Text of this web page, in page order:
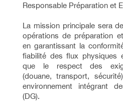
Responsable Préparation et
La mission principale sera
opérations de préparation
en garantissant la
fiabilité des flux physiques
que le respect des
(douane, transport,
environnement intégrant
(DG).